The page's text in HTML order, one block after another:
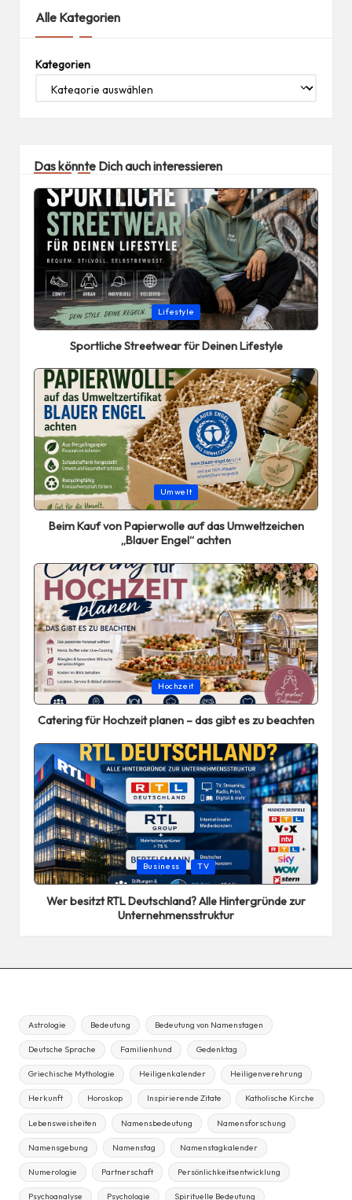
Alle Kategorien
Kategorien
Das könnte Dich auch interessieren
Posted
in
Lifestyle
Sportliche Streetwear für Deinen Lifestyle
Posted
in
Umwelt
Beim Kauf von Papierwolle auf das Umweltzeichen
„Blauer Engel“ achten
Posted
in
Hochzeit
Catering für Hochzeit planen – das gibt es zu beachten
Posted
in
Business TV
Wer besitzt RTL Deutschland? Alle Hintergründe zur
Unternehmensstruktur
Astrologie Bedeutung Bedeutung von Namenstagen
Deutsche Sprache Familienhund Gedenktag
Griechische Mythologie Heiligenkalender Heiligenverehrung
Herkunft Horoskop Inspirierende Zitate Katholische Kirche
Lebensweisheiten Namensbedeutung Namensforschung
Namensgebung Namenstag Namenstagkalender
Numerologie Partnerschaft Persönlichkeitsentwicklung
Psychoanalyse Psychologie Spirituelle Bedeutung